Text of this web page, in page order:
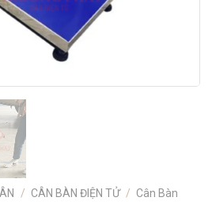
/ CÂN BÀN ĐIỆN TỬ / Cân Bàn